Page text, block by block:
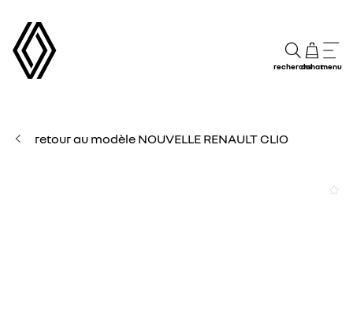
rechercheachatmenu
retour au modèle NOUVELLE RENAULT CLIO